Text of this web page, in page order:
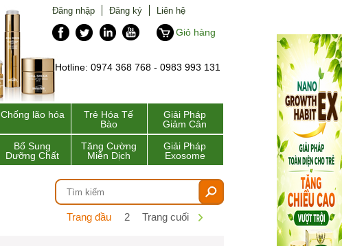
Đăng nhập Đăng ký
Liên hệ
Giỏ hàng
Hotline: 0974 368 768 - 0983 993 131
Chống lão hóa
Trẻ Hóa Tế
Bào
Giải Pháp
Giảm Cân
Bổ Sung
Dưỡng Chất
Tăng Cường
Miễn Dịch
Giải Pháp
Exosome
Trang đầu 2 Trang cuối